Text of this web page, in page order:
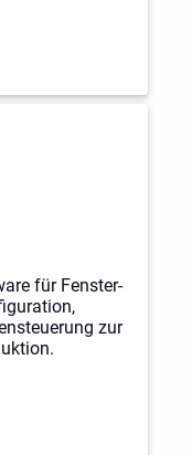
für Fenster-
zur